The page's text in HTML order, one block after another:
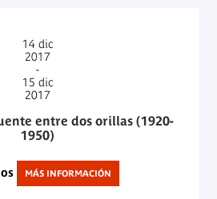
14dic
2017
-
15 dic
2017
entre dos orillas (1920-
1950)
MÁS INFORMACIÓN